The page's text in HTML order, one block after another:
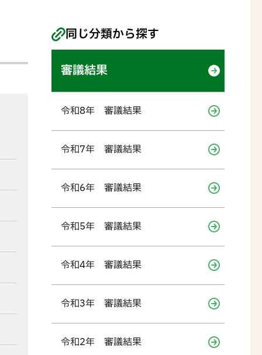
同じ分類から探す
審議結果
令和8年 審議結果
令和7年 審議結果
令和6年 審議結果
令和5年 審議結果
令和4年 審議結果
令和3年 審議結果
令和2年 審議結果